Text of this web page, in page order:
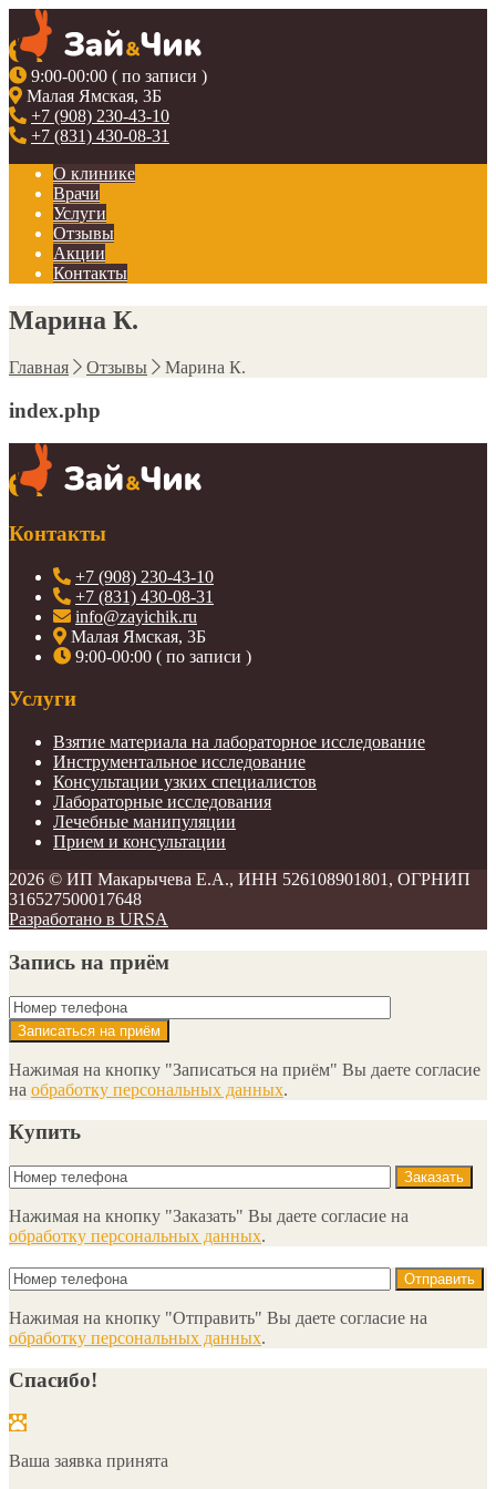
9:00-00:00 ( по записи )
Малая Ямская, 3Б
+7 (908) 230-43-10
+7 (831) 430-08-31
О клинике
Врачи
Услуги
Отзывы
Акции
Контакты
Марина К.
Главная Отзывы Марина К.
index.php
Контакты
+7 (908) 230-43-10
+7 (831) 430-08-31
info@zayichik.ru
Малая Ямская, 3Б
9:00-00:00 ( по записи )
Услуги
Взятие материала на лабораторное исследование
Инструментальное исследование
Консультации узких специалистов
Лабораторные исследования
Лечебные манипуляции
Прием и консультации
2026 © ИП Макарычева Е.А., ИНН 526108901801, ОГРНИП
316527500017648
Разработано в URSA
Запись на приём
Нажимая на кнопку "Записаться на приём" Вы даете согласие
на обработку персональных данных.
Купить
Нажимая на кнопку "Заказать" Вы даете согласие на
обработку персональных данных.
Нажимая на кнопку "Отправить" Вы даете согласие на
обработку персональных данных.
Спасибо!
Ваша заявка принята